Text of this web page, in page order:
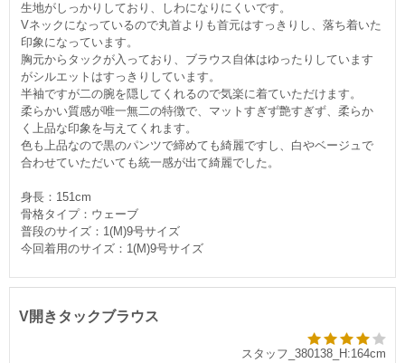
生地がしっかりしており、しわになりにくいです。
Vネックになっているので丸首よりも首元はすっきりし、落ち着いた
印象になっています。
胸元からタックが入っており、ブラウス自体はゆったりしています
がシルエットはすっきりしています。
半袖ですが二の腕を隠してくれるので気楽に着ていただけます。
柔らかい質感が唯一無二の特徴で、マットすぎず艶すぎず、柔らか
く上品な印象を与えてくれます。
色も上品なので黒のパンツで締めても綺麗ですし、白やベージュで
合わせていただいても統一感が出て綺麗でした。
身長：151cm
骨格タイプ：ウェーブ
普段のサイズ：1(M)9号サイズ
今回着用のサイズ：1(M)9号サイズ
V開きタックブラウス
スタッフ_380138_H:164cm